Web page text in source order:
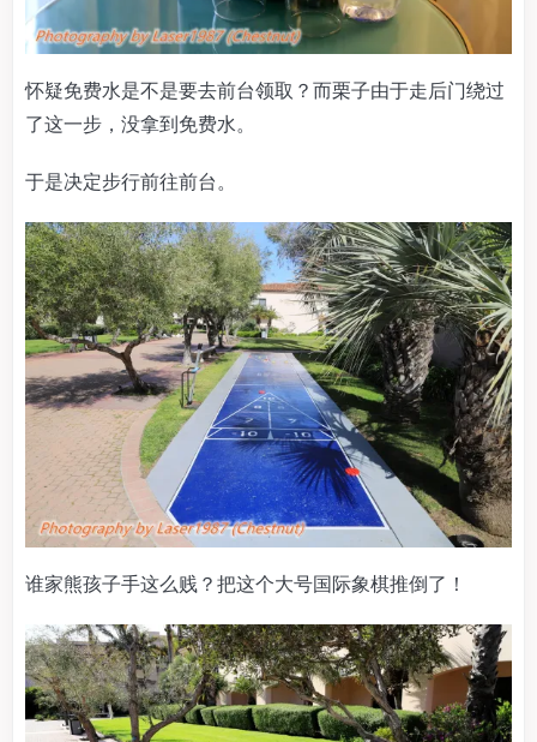
怀疑免费水是不是要去前台领取？而栗子由于走后门绕过
了这一步，没拿到免费水。
于是决定步行前往前台。
谁家熊孩子手这么贱？把这个大号国际象棋推倒了！